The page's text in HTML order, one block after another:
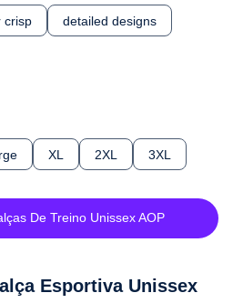
crisp detailed designs
XL 2XL 3XL
De Treino Unissex AOP
Esportiva Unissex